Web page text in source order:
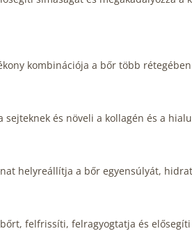
kombinációja a bőr több
és növeli a kollagén és a
helyreállítja a bőr egyensúlyát,
felfrissíti, felragyogtatja és